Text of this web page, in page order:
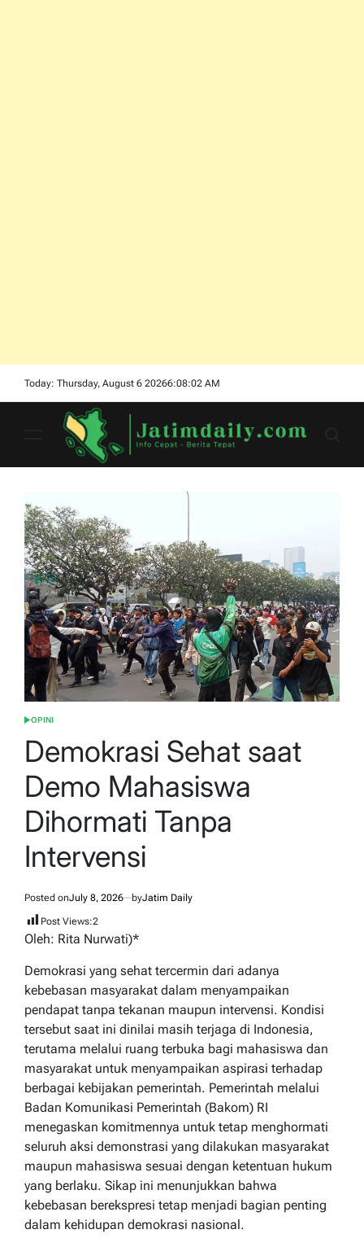
Today: Thursday, August 6 20266:08:03 AM
POSTED
OPINI
Demokrasi Sehat saat
Demo Mahasiswa
Dihormati Tanpa
Intervensi
Posted onJuly 8, 2026 byJatim Daily
Post Views:2
Oleh: Rita Nurwati)*
Demokrasi yang sehat tercermin dari adanya
kebebasan masyarakat dalam menyampaikan
pendapat tanpa tekanan maupun intervensi. Kondisi
tersebut saat ini dinilai masih terjaga di Indonesia,
terutama melalui ruang terbuka bagi mahasiswa dan
masyarakat untuk menyampaikan aspirasi terhadap
berbagai kebijakan pemerintah. Pemerintah melalui
Badan Komunikasi Pemerintah (Bakom) RI
menegaskan komitmennya untuk tetap menghormati
seluruh aksi demonstrasi yang dilakukan masyarakat
maupun mahasiswa sesuai dengan ketentuan hukum
yang berlaku. Sikap ini menunjukkan bahwa
kebebasan berekspresi tetap menjadi bagian penting
dalam kehidupan demokrasi nasional.